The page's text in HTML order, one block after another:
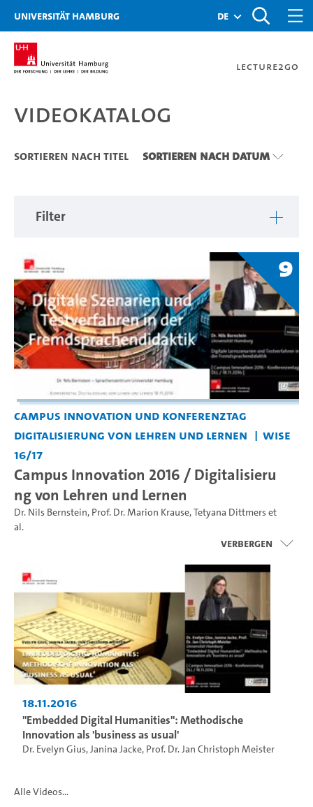
Zu den Filtern
Zur Metanavigation
Zur Hauptnavigation
Zur Suche
Zum Inhalt
Zum Seitenfuss
Universität Hamburg de
Lecture2Go
Videokatalog
Videokatalog
Sortieren nach Titel Sortieren nach Datum
Filter
9
Campus Innovation und Konferenztag
Digitalisierung von Lehren und Lernen
WiSe
16/17
Campus Innovation 2016 / Digitalisieru
ng von Lehren und Lernen
Dr. Nils Bernstein, Prof. Dr. Marion Krause,Tetyana Dittmerset
al.
Verbergen
18.11.2016
"Embedded Digital Humanities": Methodische
Innovation als 'business as usual'
Dr. Evelyn Gius,Janina Jacke, Prof. Dr. Jan Christoph Meister
Alle Videos...